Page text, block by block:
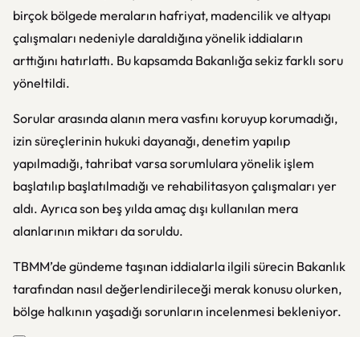
birçok bölgede meraların hafriyat, madencilik ve altyapı
çalışmaları nedeniyle daraldığına yönelik iddiaların
arttığını hatırlattı. Bu kapsamda Bakanlığa sekiz farklı soru
yöneltildi.
Sorular arasında alanın mera vasfını koruyup korumadığı,
izin süreçlerinin hukuki dayanağı, denetim yapılıp
yapılmadığı, tahribat varsa sorumlulara yönelik işlem
başlatılıp başlatılmadığı ve rehabilitasyon çalışmaları yer
aldı. Ayrıca son beş yılda amaç dışı kullanılan mera
alanlarının miktarı da soruldu.
TBMM’de gündeme taşınan iddialarla ilgili sürecin Bakanlık
tarafından nasıl değerlendirileceği merak konusu olurken,
bölge halkının yaşadığı sorunların incelenmesi bekleniyor.